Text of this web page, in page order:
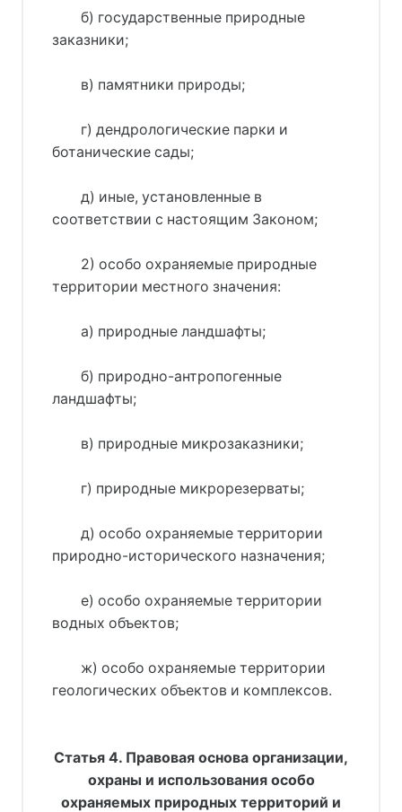
б) государственные природные
заказники;
в) памятники природы;
г) дендрологические парки и
ботанические сады;
д) иные, установленные в
соответствии с настоящим Законом;
2) особо охраняемые природные
территории местного значения:
а) природные ландшафты;
б) природно-антропогенные
ландшафты;
в) природные микрозаказники;
г) природные микрорезерваты;
д) особо охраняемые территории
природно-исторического назначения;
е) особо охраняемые территории
водных объектов;
ж) особо охраняемые территории
геологических объектов и комплексов.
Статья 4. Правовая основа организации,
охраны и использования особо
охраняемых природных территорий и